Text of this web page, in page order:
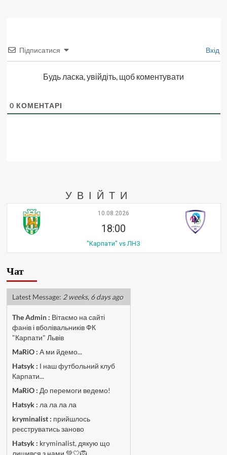
Підписатися Вхід
Будь ласка, увійдіть, щоб коментувати
0 КОМЕНТАРІ
УВІЙТИ
10.08.2026
18:00
"Карпати" vs ЛНЗ
Чат
Latest Message: 2 weeks, 6 days ago
The Admin: Вітаємо на сайті
фанів і вболівальників ФК
"Карпати" Львів
MaRiO : А ми йдемо...
Hatsyk : І наш футбольний клуб
Карпати...
MaRiO : До перемоги ведемо!
Hatsyk : ла ла ла ла
kryminalist : прийшлось
реєструватись заново
Hatsyk : kryminalist, дякую що